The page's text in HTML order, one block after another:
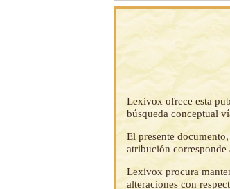
Lexivox ofrece esta
búsqueda conceptual
El presente
atribución
Lexivox procura
alteraciones con